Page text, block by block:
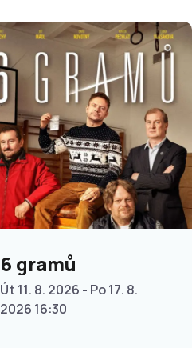
6 gramů
Út 11. 8. 2026 - Po 17. 8.
2026 16:30